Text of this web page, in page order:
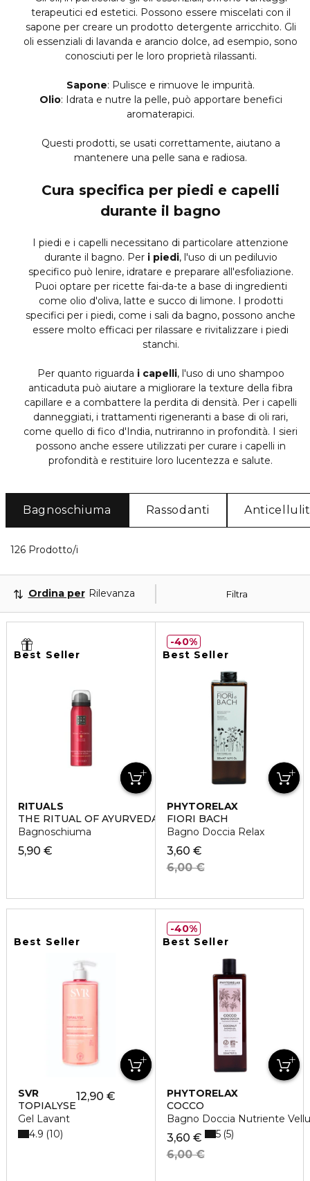
terapeutici ed estetici. Possono essere miscelati con il
sapone per creare un prodotto detergente arricchito. Gli
oli essenziali di lavanda e arancio dolce, ad esempio, sono
conosciuti per le loro proprietà rilassanti.
Sapone: Pulisce e rimuove le impurità.
Olio: Idrata e nutre la pelle, può apportare benefici
aromaterapici.
Questi prodotti, se usati correttamente, aiutano a
mantenere una pelle sana e radiosa.
Cura specifica per piedi e capelli
durante il bagno
I piedi e i capelli necessitano di particolare attenzione
durante il bagno. Per i piedi, l'uso di un pediluvio
specifico può lenire, idratare e preparare all'esfoliazione.
Puoi optare per ricette fai-da-te a base di ingredienti
come olio d'oliva, latte e succo di limone. I prodotti
specifici per i piedi, come i sali da bagno, possono anche
essere molto efficaci per rilassare e rivitalizzare i piedi
stanchi.
Per quanto riguarda i capelli, l'uso di uno shampoo
anticaduta può aiutare a migliorare la texture della fibra
capillare e a combattere la perdita di densità. Per i capelli
danneggiati, i trattamenti rigeneranti a base di oli rari,
come quello di fico d'India, nutriranno in profondità. I sieri
possono anche essere utilizzati per curare i capelli in
profondità e restituire loro lucentezza e salute.
Bagnoschiuma Rassodanti
126 Prodotto/i
Filtra
Ordina per Rilevanza
Best Seller
RITUALS
THE RITUAL OF AYURVEDA
Bagnoschiuma
5,90 €
Best Seller
PHYTORELAX
FIORI BACH
Bagno Doccia Relax
3,60 €
6,00 €
40%
Best Seller
SVR
TOPIALYSE
Gel Lavant
12,90 €
4.9 10
Best Seller
PHYTORELAX
COCCO
Bagno Doccia Nutriente
3,60 €
6,00 €
5 5
40%